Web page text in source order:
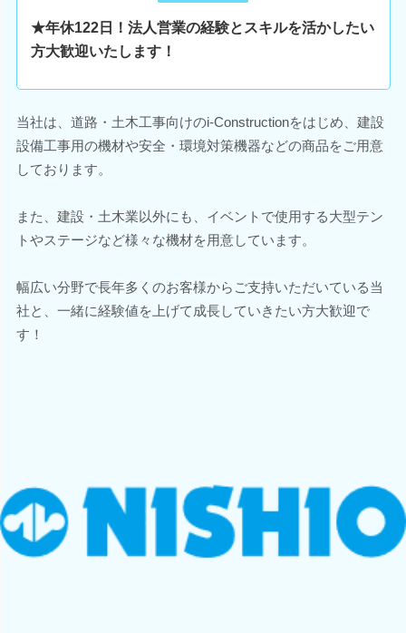
★年休122日！法人営業の経験とスキルを活かしたい
方大歓迎いたします！
当社は、道路・土木工事向けのi-Constructionをはじめ、建設
設備工事用の機材や安全・環境対策機器などの商品をご用意
しております。
また、建設・土木業以外にも、イベントで使用する大型テン
トやステージなど様々な機材を用意しています。
幅広い分野で長年多くのお客様からご支持いただいている当
社と、一緒に経験値を上げて成長していきたい方大歓迎で
す！